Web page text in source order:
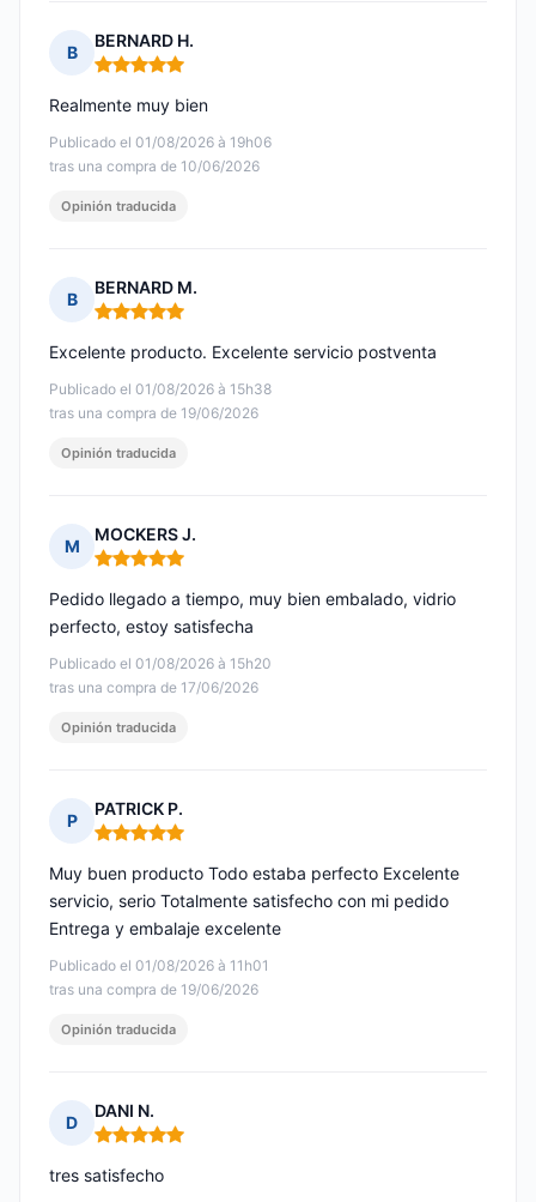
B
BERNARD H.
Nota: 5 de 5
Publicado el 01/08/2026 à 19h06
tras una compra de 10/06/2026
Realmente muy bien
Opinión traducida
B
BERNARD M.
Nota: 5 de 5
Publicado el 01/08/2026 à 15h38
tras una compra de 19/06/2026
Excelente producto. Excelente servicio postventa
Opinión traducida
M
MOCKERS J.
Nota: 5 de 5
Publicado el 01/08/2026 à 15h20
tras una compra de 17/06/2026
Pedido llegado a tiempo, muy bien embalado, vidrio
perfecto, estoy satisfecha
Opinión traducida
P
PATRICK P.
Nota: 5 de 5
Publicado el 01/08/2026 à 11h01
tras una compra de 19/06/2026
Muy buen producto Todo estaba perfecto Excelente
servicio, serio Totalmente satisfecho con mi pedido
Entrega y embalaje excelente
Opinión traducida
D
DANI N.
Nota: 5 de 5
tres satisfecho